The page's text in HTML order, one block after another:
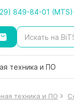
849-84-01 (MTS)
техника и ПО
техника и ПО